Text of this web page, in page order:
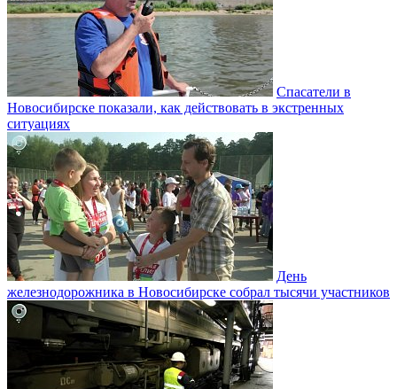
Спасатели в
Новосибирске показали, как действовать в экстренных
ситуациях
День
железнодорожника в Новосибирске собрал тысячи участников